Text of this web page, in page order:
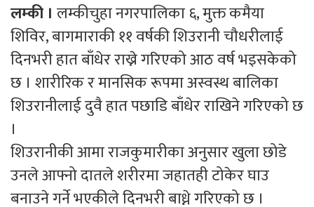
लम्की । लम्कीचुहा नगरपालिका ६, मुक्त कमैया
शिविर, बागमाराकी ११ वर्षकी शिउरानी चौधरीलाई
दिनभरी हात बाँधेर राख्ने गरिएको आठ वर्ष भइसकेको
छ । शारीरिक र मानसिक रूपमा अस्वस्थ बालिका
शिउरानीलाई दुवै हात पछाडि बाँधेर राखिने गरिएको छ
।
शिउरानीकी आमा राजकुमारीका अनुसार खुला छोडे
उनले आफ्नो दातले शरीरमा जहातही टोकेर घाउ
बनाउने गर्ने भएकीले दिनभरी बाध्ने गरिएको छ ।